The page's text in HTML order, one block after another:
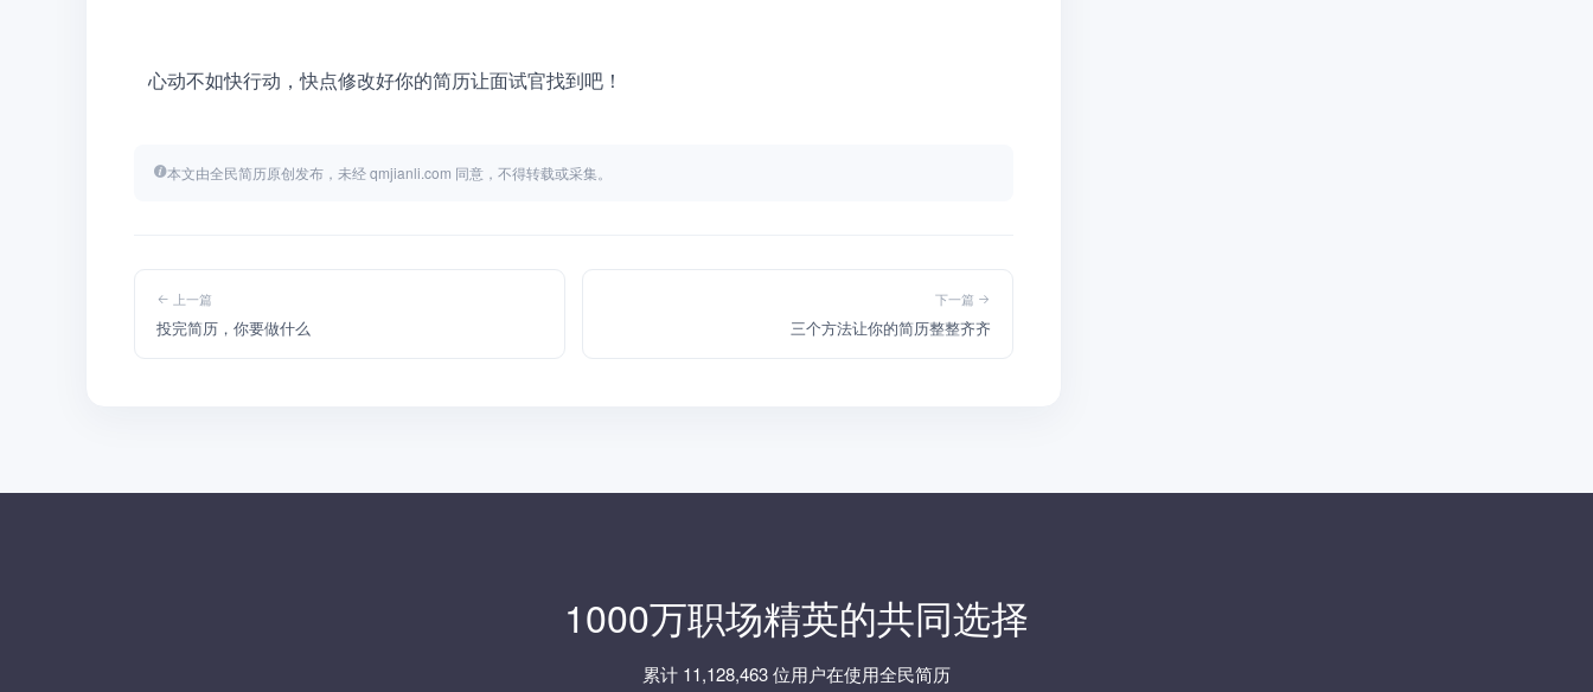
   心动不如快行动，快点修改好你的简历让面试官找到吧！
本文由全民简历原创发布，未经 qmjianli.com 同意，不得转载或采集。
上一篇
投完简历，你要做什么
下一篇
三个方法让你的简历整整齐齐
1000万职场精英的共同选择
累计 11,128,463 位用户在使用全民简历